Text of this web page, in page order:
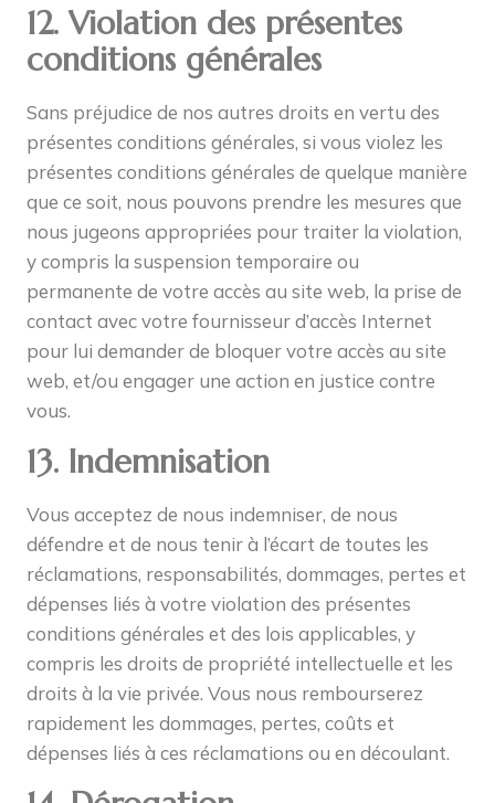
12. Violation des présentes
conditions générales
Sans préjudice de nos autres droits en vertu des
présentes conditions générales, si vous violez les
présentes conditions générales de quelque manière
que ce soit, nous pouvons prendre les mesures que
nous jugeons appropriées pour traiter la violation,
y compris la suspension temporaire ou
permanente de votre accès au site web, la prise de
contact avec votre fournisseur d’accès Internet
pour lui demander de bloquer votre accès au site
web, et/ou engager une action en justice contre
vous.
13. Indemnisation
Vous acceptez de nous indemniser, de nous
défendre et de nous tenir à l’écart de toutes les
réclamations, responsabilités, dommages, pertes et
dépenses liés à votre violation des présentes
conditions générales et des lois applicables, y
compris les droits de propriété intellectuelle et les
droits à la vie privée. Vous nous rembourserez
rapidement les dommages, pertes, coûts et
dépenses liés à ces réclamations ou en découlant.